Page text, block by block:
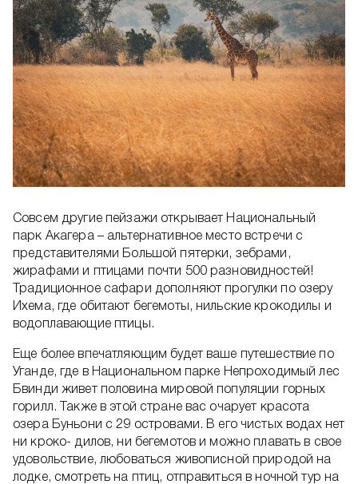
Совсем другие пейзажи открывает Национальный
парк Акагера – альтернативное место встречи с
представителями Большой пятерки, зебрами,
жирафами и птицами почти 500 разновидностей!
Традиционное сафари дополняют прогулки по озеру
Ихема, где обитают бегемоты, нильские крокодилы и
водоплавающие птицы.
Еще более впечатляющим будет ваше путешествие по
Уганде, где в Национальном парке Непроходимый лес
Бвинди живет половина мировой популяции горных
горилл. Также в этой стране вас очарует красота
озера Буньони с 29 островами. В его чистых водах нет
ни кроко- дилов, ни бегемотов и можно плавать в свое
удовольствие, любоваться живописной природой на
лодке, смотреть на птиц, отправиться в ночной тур на